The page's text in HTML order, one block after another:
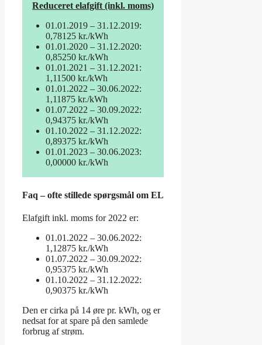
Reduceret elafgift (inkl. moms)
01.01.2019 – 31.12.2019:
0,78125 kr./kWh
01.01.2020 – 31.12.2020:
0,85250 kr./kWh
01.01.2021 – 31.12.2021:
1,11500 kr./kWh
01.01.2022 – 30.06.2022:
1,11875 kr./kWh
01.07.2022 – 30.09.2022:
0,94375 kr./kWh
01.10.2022 – 31.12.2022:
0,89375 kr./kWh
01.01.2023 – 30.06.2023:
0,00000 kr./kWh
Faq – ofte stillede spørgsmål om EL
Elafgift inkl. moms for 2022 er:
01.01.2022 – 30.06.2022:
1,12875 kr./kWh
01.07.2022 – 30.09.2022:
0,95375 kr./kWh
01.10.2022 – 31.12.2022:
0,90375 kr./kWh
Den er cirka på 14 øre pr. kWh, og er
nedsat for at spare på den samlede
forbrug af strøm.